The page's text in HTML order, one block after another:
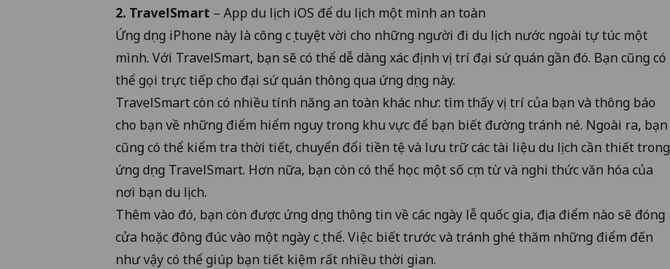
2. TravelSmart – App du lịch iOS để du lịch một mình an toàn
Ứng dụng iPhone này là công cụ tuyệt vời cho những người đi du lịch nước ngoài tự túc một
mình. Với TravelSmart, bạn sẽ có thể dễ dàng xác định vị trí đại sứ quán gần đó. Bạn cũng có
thể gọi trực tiếp cho đại sứ quán thông qua ứng dụng này.
TravelSmart còn có nhiều tính năng an toàn khác như: tìm thấy vị trí của bạn và thông báo
cho bạn về những điểm hiểm nguy trong khu vực để bạn biết đường tránh né. Ngoài ra, bạn
cũng có thể kiểm tra thời tiết, chuyển đổi tiền tệ và lưu trữ các tài liệu du lịch cần thiết trong
ứng dụng TravelSmart. Hơn nữa, bạn còn có thể học một số cụm từ và nghi thức văn hóa của
nơi bạn du lịch.
Thêm vào đó, bạn còn được ứng dụng thông tin về các ngày lễ quốc gia, địa điểm nào sẽ đóng
cửa hoặc đông đúc vào một ngày cụ thể. Việc biết trước và tránh ghé thăm những điểm đến
như vậy có thể giúp bạn tiết kiệm rất nhiều thời gian.